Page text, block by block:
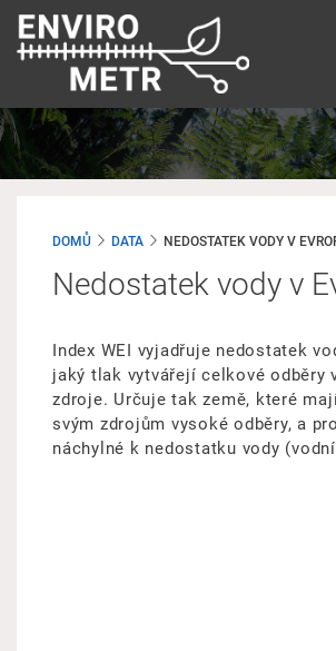
Přejít
hlavnímu
DOMŮ DATA NEDOSTATEK VODY V
Nedostatek vody v
Index WEI vyjadřuje nedostatek
jaký tlak vytvářejí celkové odběry
zdroje. Určuje tak země, které
svým zdrojům vysoké odběry, a
náchylné k nedostatku vody